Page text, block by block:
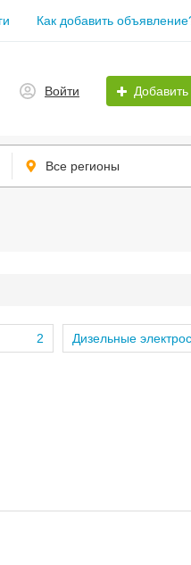
Как добавить
Войти
Все регионы
2 Дизельные